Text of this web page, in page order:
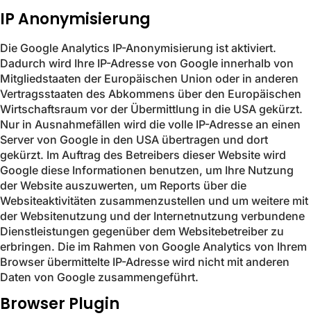
IP Anonymisierung
Die Google Analytics IP-Anonymisierung ist aktiviert.
Dadurch wird Ihre IP-Adresse von Google innerhalb von
Mitgliedstaaten der Europäischen Union oder in anderen
Vertragsstaaten des Abkommens über den Europäischen
Wirtschaftsraum vor der Übermittlung in die USA gekürzt.
Nur in Ausnahmefällen wird die volle IP-Adresse an einen
Server von Google in den USA übertragen und dort
gekürzt. Im Auftrag des Betreibers dieser Website wird
Google diese Informationen benutzen, um Ihre Nutzung
der Website auszuwerten, um Reports über die
Websiteaktivitäten zusammenzustellen und um weitere mit
der Websitenutzung und der Internetnutzung verbundene
Dienstleistungen gegenüber dem Websitebetreiber zu
erbringen. Die im Rahmen von Google Analytics von Ihrem
Browser übermittelte IP-Adresse wird nicht mit anderen
Daten von Google zusammengeführt.
Browser Plugin